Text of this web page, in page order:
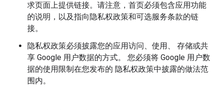
求页面上提供链接。请注意，首页必须包含应用功能
的说明，以及指向隐私权政策和可选服务条款的链
接。
隐私权政策必须披露您的应用访问、使用、 存储或共
享 Google 用户数据的方式。 您必须将 Google 用户数
据的使用限制在您发布的 隐私权政策中披露的做法范
围内。